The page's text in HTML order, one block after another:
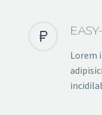


Lorem